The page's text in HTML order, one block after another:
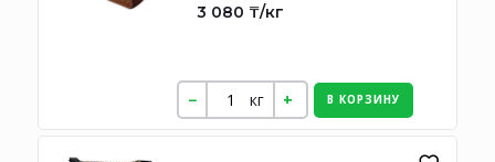
3 080 ₸/кг
кг В КОРЗИНУ